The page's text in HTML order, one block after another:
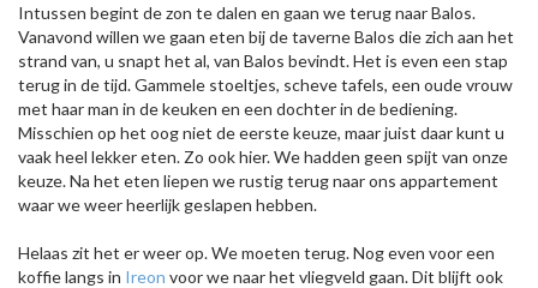
Intussen begint de zon te dalen en gaan we terug naar Balos.
Vanavond willen we gaan eten bij de taverne Balos die zich aan het
strand van, u snapt het al, van Balos bevindt. Het is even een stap
terug in de tijd. Gammele stoeltjes, scheve tafels, een oude vrouw
met haar man in de keuken en een dochter in de bediening.
Misschien op het oog niet de eerste keuze, maar juist daar kunt u
vaak heel lekker eten. Zo ook hier. We hadden geen spijt van onze
keuze. Na het eten liepen we rustig terug naar ons appartement
waar we weer heerlijk geslapen hebben.
Helaas zit het er weer op. We moeten terug. Nog even voor een
koffie langs in Ireon voor we naar het vliegveld gaan. Dit blijft ook